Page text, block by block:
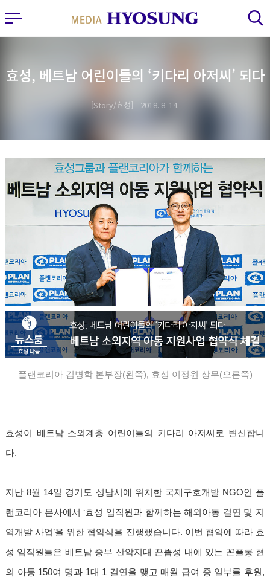
MY FRIEND HYOSUNG
사이드바 열기 검색 레이어 열기
효성, 베트남 어린이들의 ‘키다리 아저씨’ 되다
Story/효성 2018. 8. 14.
플랜코리아 김병학 본부장(왼쪽), 효성 이정원 상무(오른쪽)
효성이 베트남 소외계층 어린이들의 키다리 아저씨로 변신합니
다.
지난 8월 14일 경기도 성남시에 위치한 국제구호개발 NGO인 플
랜코리아 본사에서 ‘효성 임직원과 함께하는 해외아동 결연 및 지
역개발 사업’을 위한 협약식을 진행했습니다. 이번 협약에 따라 효
성 임직원들은 베트남 중부 산악지대 꼰뚬성 내에 있는 꼰플롱 현
의 아동 150여 명과 1대 1 결연을 맺고 매월 급여 중 일부를 후원,